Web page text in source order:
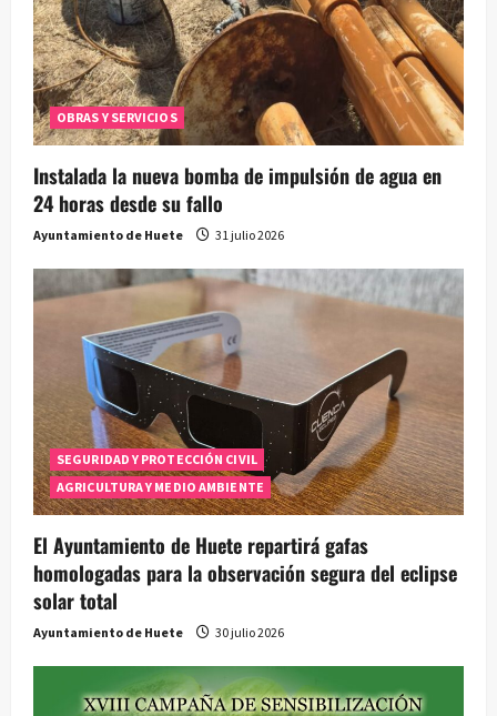
OBRAS Y SERVICIOS
Instalada la nueva bomba de impulsión de agua en
24 horas desde su fallo
Ayuntamiento de Huete 31 julio 2026
SEGURIDAD Y PROTECCIÓN CIVIL
AGRICULTURA Y MEDIO AMBIENTE
El Ayuntamiento de Huete repartirá gafas
homologadas para la observación segura del eclipse
solar total
Ayuntamiento de Huete 30 julio 2026